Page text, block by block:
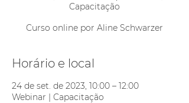
Capacitação
Curso online por Aline Schwarzer
Horário e local
24 de set. de 2023, 10:00 – 12:00
Webinar | Capacitação